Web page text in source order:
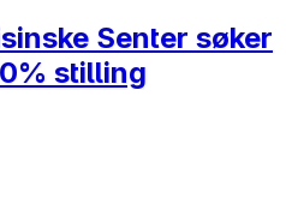
Senter søker
stilling